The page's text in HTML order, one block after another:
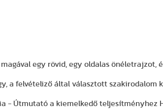
egy rövid, egy oldalas önéletrajzot,
a felvételiző által választott szakirodalom
- Útmutató a kiemelkedő teljesítményhez